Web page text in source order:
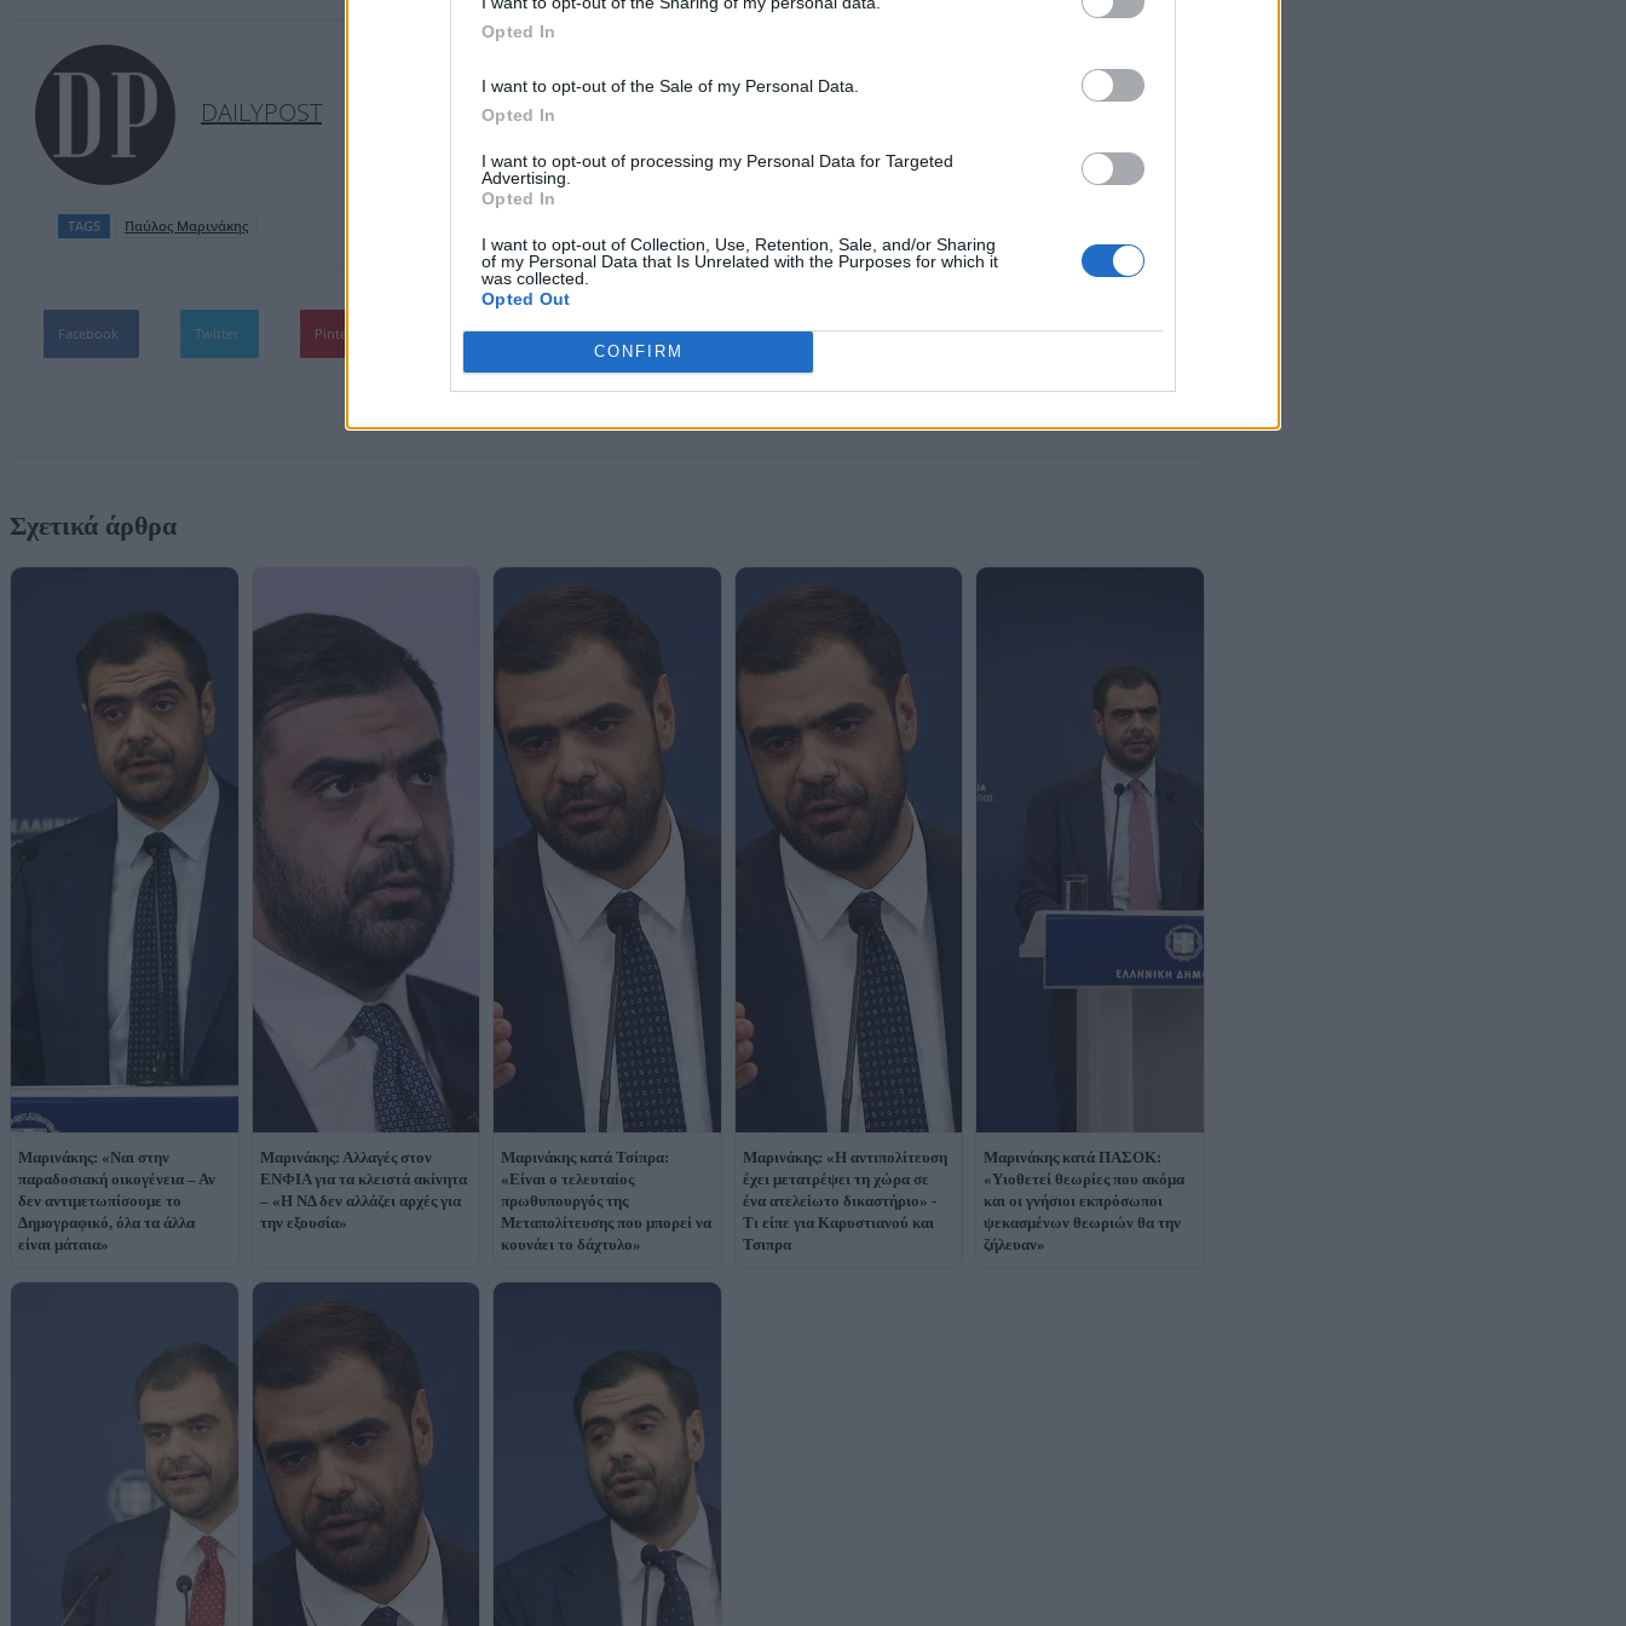
Opted In
I want to opt-out of the Sale of my Personal Data.
Opted In
I want to opt-out of processing my Personal Data for Targeted
Advertising.
Opted In
I want to opt-out of Collection, Use, Retention, Sale, and/or Sharing
of my Personal Data that Is Unrelated with the Purposes for which it
was collected.
Opted Out
CONFIRM
DAILYPOST
TAGS Παύλος Μαρινάκης
Facebook Twitter Pinterest WhatsApp
Σχετικά άρθρα
Μαρινάκης: «Ναι στην
παραδοσιακή οικογένεια – Αν
δεν αντιμετωπίσουμε το
Δημογραφικό, όλα τα άλλα
είναι μάταια»
Μαρινάκης: Αλλαγές στον
ΕΝΦΙΑ για τα κλειστά ακίνητα
– «Η ΝΔ δεν αλλάζει αρχές για
την εξουσία»
Μαρινάκης κατά Τσίπρα:
«Είναι ο τελευταίος
πρωθυπουργός της
Μεταπολίτευσης που μπορεί να
κουνάει το δάχτυλο»
Μαρινάκης: «Η αντιπολίτευση
έχει μετατρέψει τη χώρα σε
ένα ατελείωτο δικαστήριο» -
Τι είπε για Καρυστιανού και
Τσιπρα
Μαρινάκης κατά ΠΑΣΟΚ:
«Υιοθετεί θεωρίες που ακόμα
και οι γνήσιοι εκπρόσωποι
ψεκασμένων θεωριών θα την
ζήλευαν»